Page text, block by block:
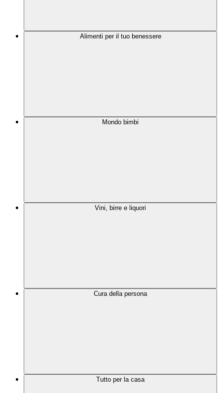
Alimenti per il tuo benessere
Mondo bimbi
Vini, birre e liquori
Cura della persona
Tutto per la casa